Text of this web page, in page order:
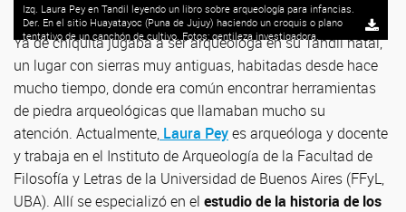
Izq. Laura Pey en Tandil leyendo un libro sobre arqueología para infancias.
Der. En el sitio Huayatayoc (Puna de Jujuy) haciendo un croquis o plano
tentativo de un canchón de cultivo. Fotos: gentileza investigadora.
Ya de chiquita jugaba a ser arqueóloga en su Tandil natal,
un lugar con sierras muy antiguas, habitadas desde hace
mucho tiempo, donde era común encontrar herramientas
de piedra arqueológicas que llamaban mucho su
atención. Actualmente, Laura Peyes arqueóloga y docente
y trabaja en el Instituto de Arqueología de la Facultad de
Filosofía y Letras de la Universidad de Buenos Aires (FFyL,
UBA). Allí se especializó en el estudio de la historia de los